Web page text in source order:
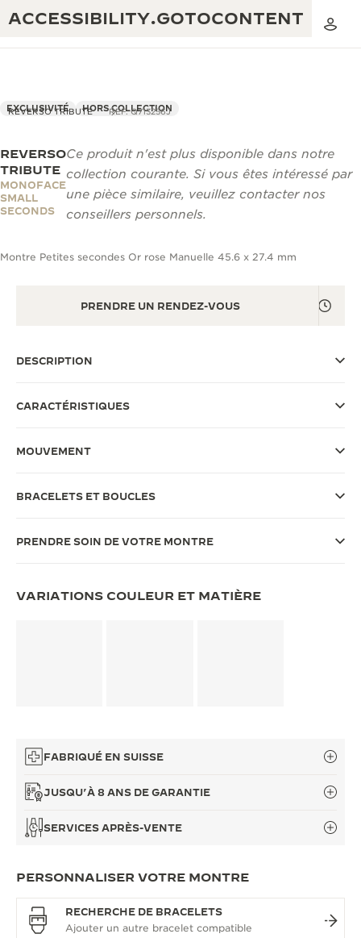
ACCESSIBILITY.GOTOCONTENT
GARANTIE JAEGER-LECOULTRE
GARANTIE DES MONTRES
THE GOLDEN RATIO MUSICAL SHOW
THE REVERSO 1931 CAFÉ
EXPOSITION « THE PERPETUAL
LE PIONNIER DE LA PRÉCISION
EXCELLENCE : PLUS DE 190 ANS
CRÉATIVITÉ : PLUS DE 430 BREVETS
REVERSO TRIBUTE REF. Q713256J
EXCLUSIVITÉ HORS COLLECTION
REVERSO
TRIBUTE
MONOFACE
SMALL
SECONDS
Ce produit n'est plus disponible dans notre
collection courante. Si vous êtes intéressé par
une pièce similaire, veuillez contacter nos
conseillers personnels.
Montre Petites secondes Or rose Manuelle 45.6 x 27.4 mm
PRENDRE UN RENDEZ-VOUS
DESCRIPTION
CARACTÉRISTIQUES
MOUVEMENT
BRACELETS ET BOUCLES
PRENDRE SOIN DE VOTRE MONTRE
VARIATIONS COULEUR ET MATIÈRE
FABRIQUÉ EN SUISSE
JUSQU’À 8 ANS DE GARANTIE
SERVICES APRÈS-VENTE
PERSONNALISER VOTRE MONTRE
RECHERCHE DE BRACELETS